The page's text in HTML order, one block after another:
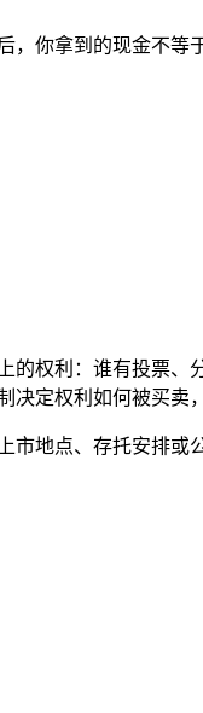
你拿到的现金不等
权利：谁有投票
定权利如何被买卖
地点、存托安排